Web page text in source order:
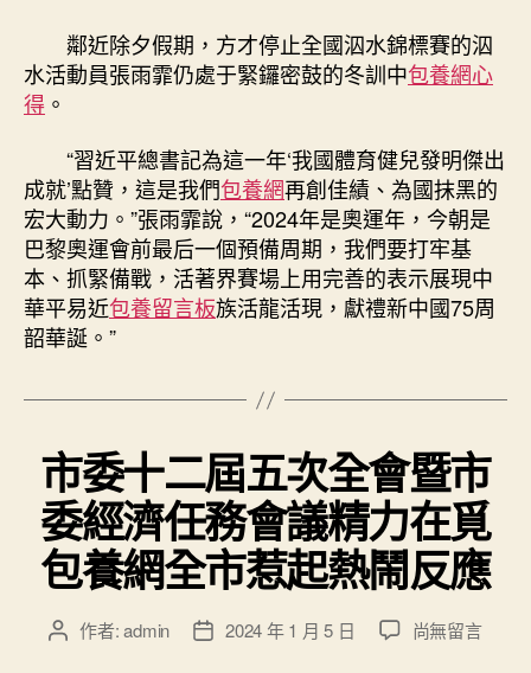
鄰近除夕假期，方才停止全國泅水錦標賽的泅
水活動員張雨霏仍處于緊鑼密鼓的冬訓中包養網心
得 。
“習近平總書記為這一年‘我國體育健兒發明傑出
成就’點贊，這是我們包養網再創佳績、為國抹黑的
宏大動力。”張雨霏說，“2024年是奧運年，今朝是
巴黎奧運會前最后一個預備周期，我們要打牢基
本、抓緊備戰，活著界賽場上用完善的表示展現中
華平易近包養留言板族活龍活現，獻禮新中國75周
韶華誕。”
市委十二屆五次全會暨市
委經濟任務會議精力在覓
包養網全市惹起熱鬧反應
文 作者:admin
文 2024 年 1 月 5 日
在
尚無留言